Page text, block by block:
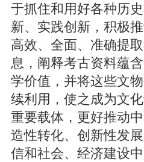
于抓住和用好各种历
新、实践创新，积极
高效、全面、准确提
息，阐释考古资料蕴
学价值，并将这些文
续利用，使之成为文
重要载体，更好推动
造性转化、创新性发
信和社会、经济建设中